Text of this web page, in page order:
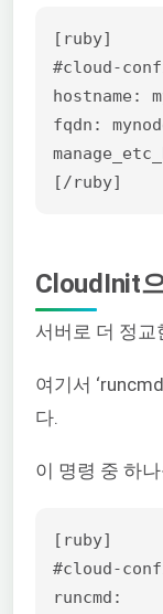
[ruby]
#cloud-
hostname:
fqdn:
[/ruby]
CloudInit
서버로 더 정
여기서
다.
이 명령 중 하
[ruby]
#cloud-
runcmd: